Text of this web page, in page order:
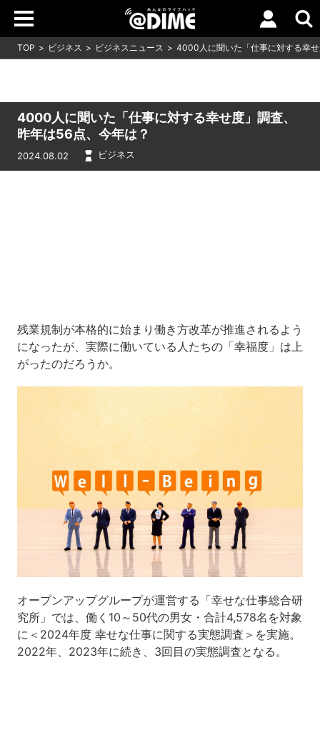
TOP ビジネス ビジネスニュース 4000人に聞いた「仕事に対する幸
4000人に聞いた「仕事に対する幸せ度」調査、
昨年は56点、今年は？
2024.08.02 ビジネス
残業規制が本格的に始まり働き方改革が推進されるよう
になったが、実際に働いている人たちの「幸福度」は上
がったのだろうか。
オープンアップグループが運営する「幸せな仕事総合研
究所」では、働く10～50代の男女・合計4,578名を対象
に＜2024年度 幸せな仕事に関する実態調査＞を実施。
2022年、2023年に続き、3回目の実態調査となる。